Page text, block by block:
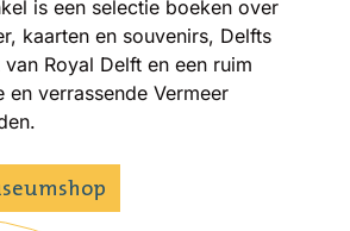
is een selectie boeken over
kaarten en souvenirs, Delfts
Royal Delft en een ruim
en verrassende Vermeer